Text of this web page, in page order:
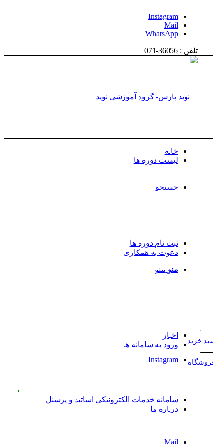
Instagram
Mail
WhatsApp
تلفن : 36056-071
سبد خرید
فروشگاه
جستجو
منو منو
Instagram
Mail
خانه
لیست دوره ها
ثبت نام دوره ها
دعوت به همکاری
اخبار
ورود به سامانه ها
سامانه خدمات الکترونیکی اساتید و پرسنل
درباره ما